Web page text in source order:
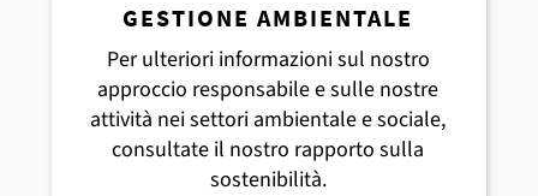
GESTIONE AMBIENTALE
Per ulteriori informazioni sul nostro
approccio responsabile e sulle nostre
attività nei settori ambientale e sociale,
consultate il nostro rapporto sulla
sostenibilità.